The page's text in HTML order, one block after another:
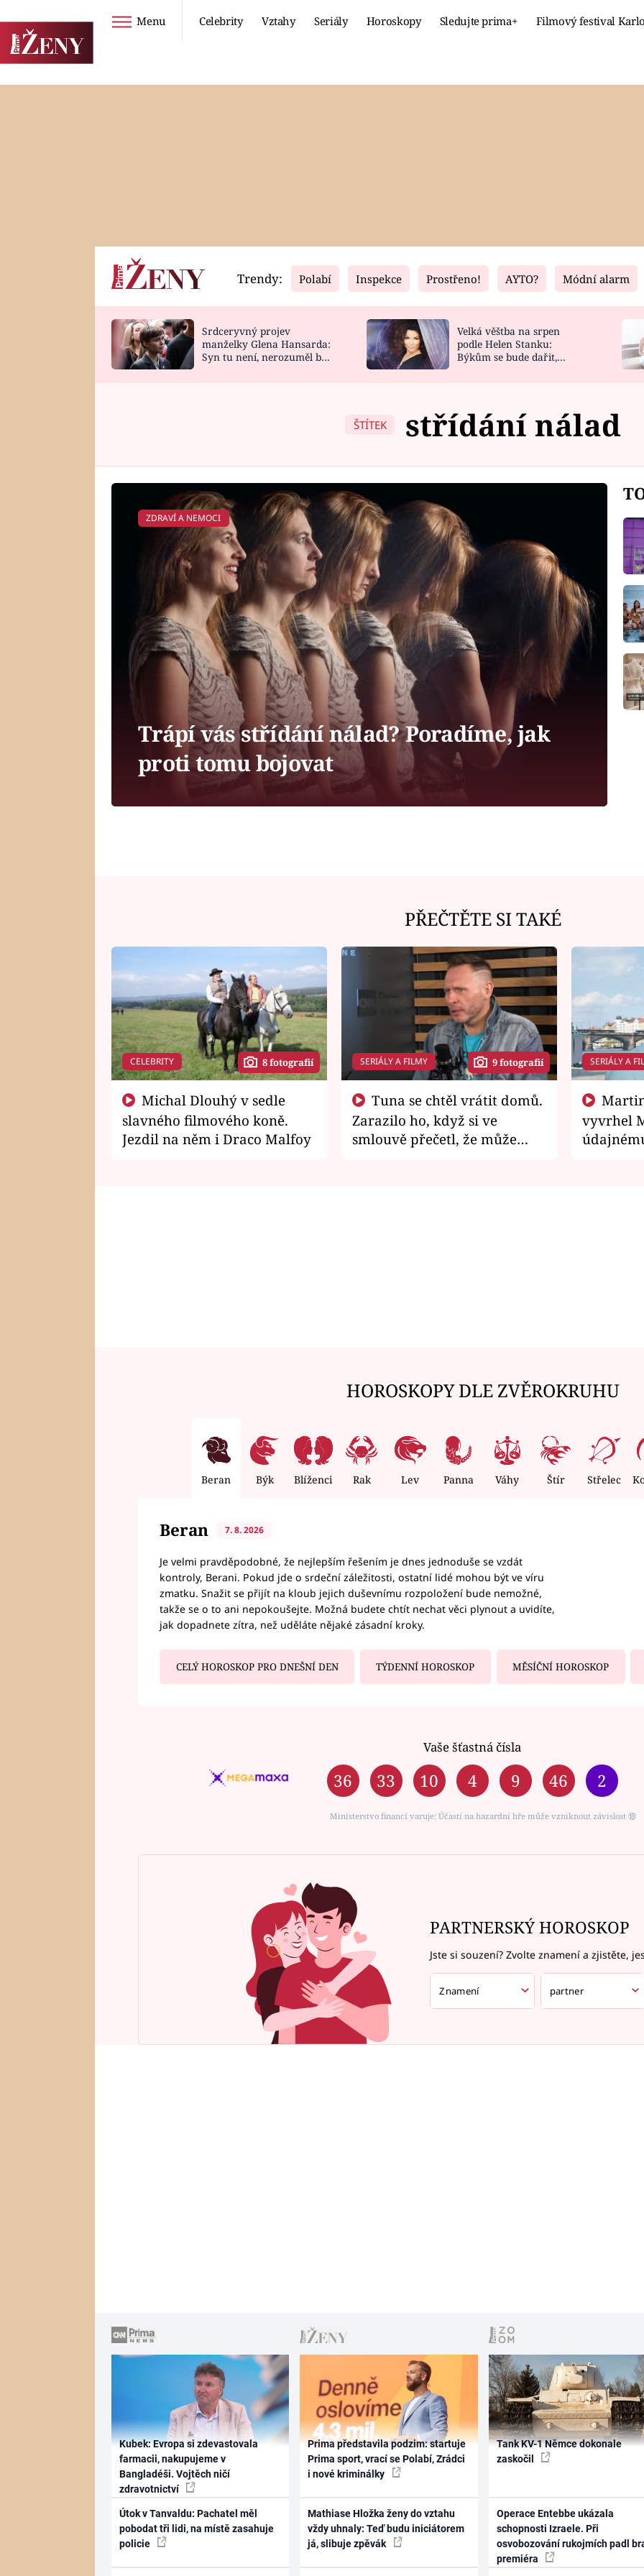
Menu Celebrity Vztahy Seriály Horoskopy Sledujte prima+ Filmový festival
Horoskopy
HOROSKOP NA
Video
CELEBRITY
VAŘENÍ
Fresh
NOVINKY
VIDEORECEPTY
Living
DESIGN
Trendy: Polabí Inspekce Prostřeno! AYTO? Módní alarm
Srdceryvný projev
manželky Glena Hansarda:
Syn tu není, nerozuměl by
Velká věštba na srpen
podle Helen Stanku:
Býkům se bude dařit,
ŠTÍTEK střídání nálad
ZDRAVÍ A NEMOCI
Trápí vás střídání nálad? Poradíme, jak
proti tomu bojovat
PŘEČTĚTE SI TAKÉ
CELEBRITY 8 fotografií
slavného filmového koně.
Jezdil na něm i Draco Malfoy
SERIÁLY A FILMY 9 fotografií
Zarazilo ho, když si ve
smlouvě přečetl, že může
SERIÁLY A
vyvrhel
HOROSKOPY DLE ZVĚROKRUHU
Beran Býk Blíženci Rak Lev Panna Váhy Štír Střelec
Beran 7. 8. 2026
Je velmi pravděpodobné, že nejlepším řešením je dnes jednoduše se vzdát
kontroly, Berani. Pokud jde o srdeční záležitosti, ostatní lidé mohou být ve víru
zmatku. Snažit se přijít na kloub jejich duševnímu rozpoložení bude nemožné,
takže se o to ani nepokoušejte. Možná budete chtít nechat věci plynout a uvidíte,
jak dopadnete zítra, než uděláte nějaké zásadní kroky.
CELÝ HOROSKOP PRO DNEŠNÍ DEN TÝDENNÍ HOROSKOP MĚSÍČNÍ HOROSKOP
Vaše šťastná čísla
36 33 10 4 9 46 2
Ministerstvo financí varuje: Účastí na hazardní hře může vzniknout závislost ⑱
PARTNERSKÝ HOROSKOP
Jste si souzení? Zvolte znamení a zjistěte,
Kubek: Evropa si zdevastovala
farmacii, nakupujeme v
Bangladéši. Vojtěch ničí
zdravotnictví
Útok v Tanvaldu: Pachatel měl
pobodat tři lidi, na místě zasahuje
policie
Prima představila podzim: startuje
Prima sport, vrací se Polabí, Zrádci
i nové kriminálky
Mathiase Hložka ženy do vztahu
vždy uhnaly: Teď budu iniciátorem
já, slibuje zpěvák
Tank KV-1 Němce dokonale
zaskočil
Operace Entebbe ukázala
schopnosti Izraele. Při
osvobozování rukojmích padl
premiéra